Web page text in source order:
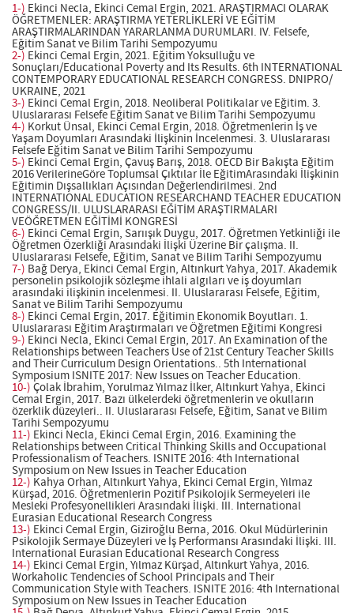
1-) Ekinci Necla, Ekinci Cemal Ergin, 2021. ARAŞTIRMACI OLARAK
ÖĞRETMENLER: ARAŞTIRMA YETERLİKLERİ VE EĞİTİM
ARAŞTIRMALARINDAN YARARLANMA DURUMLARI. IV. Felsefe,
Eğitim Sanat ve Bilim Tarihi Sempozyumu
2-) Ekinci Cemal Ergin, 2021. Eğitim Yoksulluğu ve
Sonuçları/Educational Poverty and Its Results. 6th INTERNATIONAL
CONTEMPORARY EDUCATIONAL RESEARCH CONGRESS. DNIPRO/
UKRAINE, 2021
3-) Ekinci Cemal Ergin, 2018. Neoliberal Politikalar ve Eğitim. 3.
Uluslararası Felsefe Eğitim Sanat ve Bilim Tarihi Sempozyumu
4-) Korkut Ünsal, Ekinci Cemal Ergin, 2018. Öğretmenlerin İş ve
Yaşam Doyumları Arasındaki İlişkinin İncelenmesi. 3. Uluslararası
Felsefe Eğitim Sanat ve Bilim Tarihi Sempozyumu
5-) Ekinci Cemal Ergin, Çavuş Barış, 2018. OECD Bir Bakışta Eğitim
2016 VerilerineGöre Toplumsal Çıktılar İle EğitimArasındaki İlişkinin
Eğitimin Dışsallıkları Açısından Değerlendirilmesi. 2nd
INTERNATIONAL EDUCATION RESEARCHAND TEACHER EDUCATION
CONGRESS/II. ULUSLARARASI EĞİTİM ARAŞTIRMALARI
VEÖĞRETMEN EĞİTİMİ KONGRESİ
6-) Ekinci Cemal Ergin, Sarıışık Duygu, 2017. Öğretmen Yetkinliği ile
Öğretmen Özerkliği Arasındaki İlişki Üzerine Bir çalışma. II.
Uluslararası Felsefe, Eğitim, Sanat ve Bilim Tarihi Sempozyumu
7-) Bağ Derya, Ekinci Cemal Ergin, Altınkurt Yahya, 2017. Akademik
personelin psikolojik sözleşme ihlali algıları ve iş doyumları
arasındaki ilişkinin incelenmesi. II. Uluslararası Felsefe, Eğitim,
Sanat ve Bilim Tarihi Sempozyumu
8-) Ekinci Cemal Ergin, 2017. Eğitimin Ekonomik Boyutları. 1.
Uluslararası Eğitim Araştırmaları ve Öğretmen Eğitimi Kongresi
9-) Ekinci Necla, Ekinci Cemal Ergin, 2017. An Examination of the
Relationships between Teachers Use of 21st Century Teacher Skills
and Their Curriculum Design Orientations.. 5th International
Symposium ISNITE 2017: New Issues on Teacher Education.
10-) Çolak İbrahim, Yorulmaz Yılmaz İlker, Altınkurt Yahya, Ekinci
Cemal Ergin, 2017. Bazı ülkelerdeki öğretmenlerin ve okulların
özerklik düzeyleri.. II. Uluslararası Felsefe, Eğitim, Sanat ve Bilim
Tarihi Sempozyumu
11-) Ekinci Necla, Ekinci Cemal Ergin, 2016. Examining the
Relationships between Critical Thinking Skills and Occupational
Professionalism of Teachers. ISNITE 2016: 4th International
Symposium on New Issues in Teacher Education
12-) Kahya Orhan, Altınkurt Yahya, Ekinci Cemal Ergin, Yılmaz
Kürşad, 2016. Öğretmenlerin Pozitif Psikolojik Sermeyeleri ile
Mesleki Profesyonellikleri Arasındaki İlişki. III. International
Eurasian Educational Research Congress
13-) Ekinci Cemal Ergin, Giziroğlu Berna, 2016. Okul Müdürlerinin
Psikolojik Sermaye Düzeyleri ve İş Performansı Arasındaki İlişki. III.
International Eurasian Educational Research Congress
14-) Ekinci Cemal Ergin, Yılmaz Kürşad, Altınkurt Yahya, 2016.
Workaholic Tendencies of School Principals and Their
Communication Style with Teachers. ISNITE 2016: 4th International
Symposium on New Issues in Teacher Education